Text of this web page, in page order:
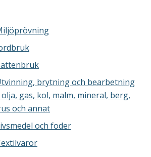
brytning och bearbetning
gas, kol, malm, mineral, berg,
och annat
och foder